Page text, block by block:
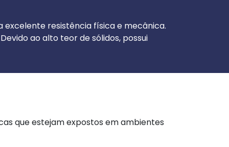
excelente resistência física e mecânica.
ao alto teor de sólidos, possui
que estejam expostos em ambientes